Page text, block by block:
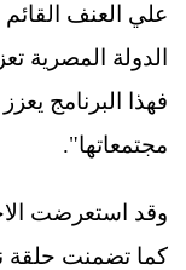
علي العنف
الدولة المصرية
فهذا البرنامج
مجتمعاتها".
وقد استعرضت
كما تضمنت حلقة